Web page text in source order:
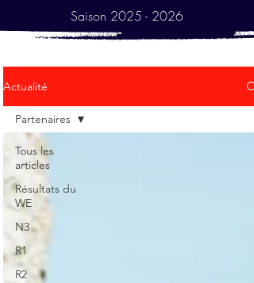
Saison 2025 - 2026
Actualité
Tous les
articles
Résultats du
WE
N3
R1
R2
Partenaires